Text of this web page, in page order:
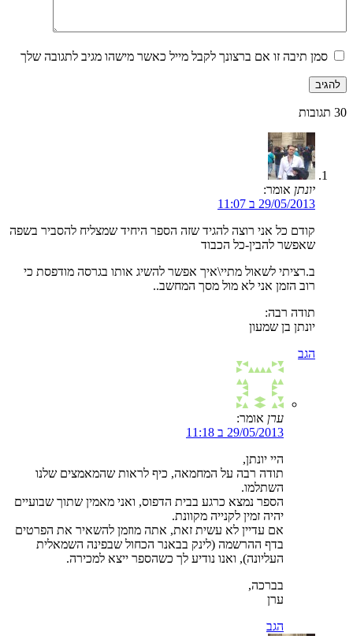
סמן תיבה זו אם ברצונך לקבל מייל כאשר מישהו מגיב לתגובה שלך
30 תגובות
יונתן אומר:
29/05/2013 ב 11:07
קודם כל אני רוצה להגיד שזה הספר היחיד שמצליח להסביר בשפה
שאפשר להבין-כל הכבוד
ב.רציתי לשאול מתיי\איך אפשר להשיג אותו בגרסה מודפסת כי
רוב הזמן אני לא מול מסך המחשב..
תודה רבה:
יונתן בן שמעון
הגב
ערן אומר:
29/05/2013 ב 11:18
היי יונתן,
תודה רבה על המחמאה, כיף לראות שהמאמצים שלנו
השתלמו.
הספר נמצא כרגע בבית הדפוס, ואני מאמין שתוך שבועיים
יהיה זמין לקנייה מקוונת.
אם עדיין לא עשית זאת, אתה מוזמן להשאיר את הפרטים
בדף ההרשמה (לינק בבאנר הכחול שבפינה השמאלית
העליונה), ואנו נודיע לך כשהספר ייצא למכירה.
בברכה,
ערן
הגב